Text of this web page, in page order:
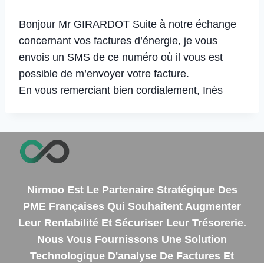
Bonjour Mr GIRARDOT Suite à notre échange
concernant vos factures d’énergie, je vous
envois un SMS de ce numéro où il vous est
possible de m’envoyer votre facture.
En vous remerciant bien cordialement, Inès
Nirmoo Est Le Partenaire Stratégique Des
PME Françaises Qui Souhaitent Augmenter
Leur Rentabilité Et Sécuriser Leur Trésorerie.
Nous Vous Fournissons Une Solution
Technologique D'analyse De Factures Et